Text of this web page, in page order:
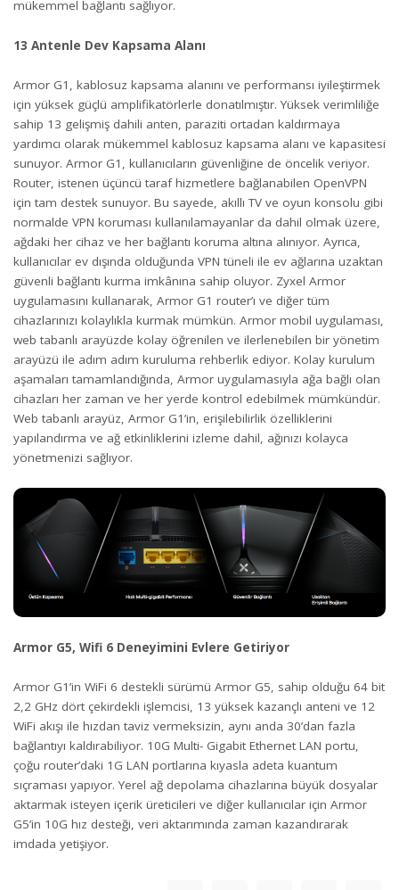
mükemmel bağlantı sağlıyor.
13 Antenle Dev Kapsama Alanı
Armor G1, kablosuz kapsama alanını ve performansı iyileştirmek
için yüksek güçlü amplifikatörlerle donatılmıştır. Yüksek verimliliğe
sahip 13 gelişmiş dahili anten, paraziti ortadan kaldırmaya
yardımcı olarak mükemmel kablosuz kapsama alanı ve kapasitesi
sunuyor. Armor G1, kullanıcıların güvenliğine de öncelik veriyor.
Router, istenen üçüncü taraf hizmetlere bağlanabilen OpenVPN
için tam destek sunuyor. Bu sayede, akıllı TV ve oyun konsolu gibi
normalde VPN koruması kullanılamayanlar da dahil olmak üzere,
ağdaki her cihaz ve her bağlantı koruma altına alınıyor. Ayrıca,
kullanıcılar ev dışında olduğunda VPN tüneli ile ev ağlarına uzaktan
güvenli bağlantı kurma imkânına sahip oluyor. Zyxel Armor
uygulamasını kullanarak, Armor G1 router’ı ve diğer tüm
cihazlarınızı kolaylıkla kurmak mümkün. Armor mobil uygulaması,
web tabanlı arayüzde kolay öğrenilen ve ilerlenebilen bir yönetim
arayüzü ile adım adım kuruluma rehberlik ediyor. Kolay kurulum
aşamaları tamamlandığında, Armor uygulamasıyla ağa bağlı olan
cihazları her zaman ve her yerde kontrol edebilmek mümkündür.
Web tabanlı arayüz, Armor G1’in, erişilebilirlik özelliklerini
yapılandırma ve ağ etkinliklerini izleme dahil, ağınızı kolayca
yönetmenizi sağlıyor.
Armor G5, Wifi 6 Deneyimini Evlere Getiriyor
Armor G1’in WiFi 6 destekli sürümü Armor G5, sahip olduğu 64 bit
2,2 GHz dört çekirdekli işlemcisi, 13 yüksek kazançlı anteni ve 12
WiFi akışı ile hızdan taviz vermeksizin, aynı anda 30’dan fazla
bağlantıyı kaldırabiliyor. 10G Multi- Gigabit Ethernet LAN portu,
çoğu router’daki 1G LAN portlarına kıyasla adeta kuantum
sıçraması yapıyor. Yerel ağ depolama cihazlarına büyük dosyalar
aktarmak isteyen içerik üreticileri ve diğer kullanıcılar için Armor
G5’in 10G hız desteği, veri aktarımında zaman kazandırarak
imdada yetişiyor.